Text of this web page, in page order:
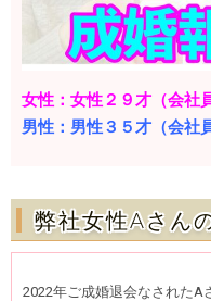
女性：女性２９才（会社員
男性：男性３５才（会社員
弊社女性Aさん
2022年ご成婚退会なされたA